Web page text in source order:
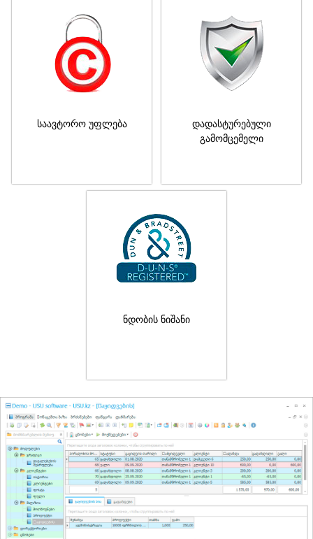
საავტორო უფლება
დადასტურებული
გამომცემელი
ნდობის ნიშანი